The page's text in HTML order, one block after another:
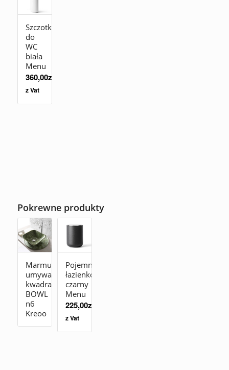
Szczotka
do
WC
biała
Menu
360,00zł
z Vat
Pokrewne produkty
Marmurowa
umywalka
kwadratowa
BOWL
n6
Kreoo
Pojemnik
łazienkowy
czarny
Menu
225,00zł
z Vat